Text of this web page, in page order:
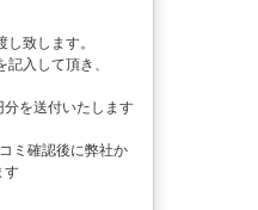
致します。
入して頂き、
を送付いたします
ミ確認後に弊社か
す